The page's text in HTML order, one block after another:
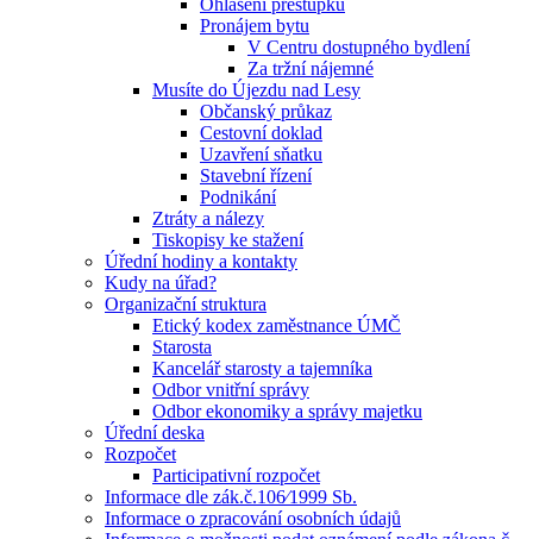
Ohlášení přestupku
Pronájem bytu
V Centru dostupného bydlení
Za tržní nájemné
Musíte do Újezdu nad Lesy
Občanský průkaz
Cestovní doklad
Uzavření sňatku
Stavební řízení
Podnikání
Ztráty a nálezy
Tiskopisy ke stažení
Úřední hodiny a kontakty
Kudy na úřad?
Organizační struktura
Etický kodex zaměstnance ÚMČ
Starosta
Kancelář starosty a tajemníka
Odbor vnitřní správy
Odbor ekonomiky a správy majetku
Úřední deska
Rozpočet
Participativní rozpočet
Informace dle zák.č.106⁄1999 Sb.
Informace o zpracování osobních údajů